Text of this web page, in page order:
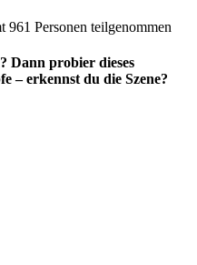
961 Personen teilgenommen
Dann probier dieses
– erkennst du die Szene?